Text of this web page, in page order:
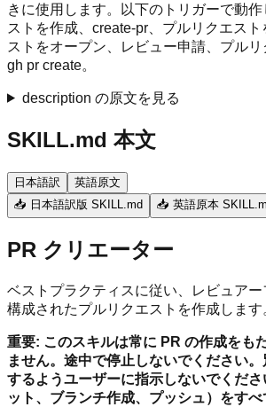
きに使用します。以下のトリガーで動
ストを作成、create-pr、プルリクエス
ストをオープン、レビュー申請、プルリ
gh pr create。
description の原文を見る
SKILL.md 本文
日本語訳
英語原文
📥 日本語訳版 SKILL.md
📥 英語原本
PR クリエーター
ベストプラクティスに従い、レビュアー
構成されたプルリクエストを作成します
重要: このスキルは常に PR の作成をも
ません。途中で停止しないでください
するようユーザーに指示しないでくださ
ット、ブランチ作成、プッシュ）をす